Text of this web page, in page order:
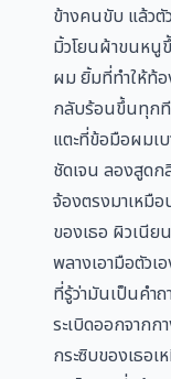
ข้างคนขับ แล้ว
มิ้วโยนผ้าขนหนู
ผม ยิ้มที่ทำให้ท้
กลับร้อนขึ้นทุกที
แตะที่ข้อมือผมเบ
ชัดเจน ลองสูดก
จ้องตรงมาเหมื
ของเธอ ผิวเนีย
พลางเอามือตัว
ที่รู้ว่ามันเป็นคำ
ระเบิดออกจาก
กระซิบของเธอ